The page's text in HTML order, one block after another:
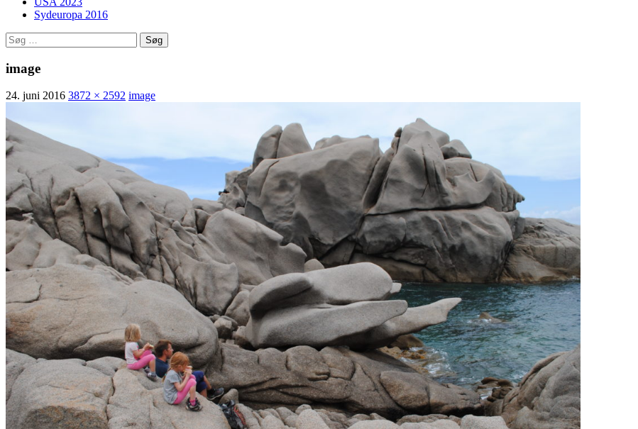
Sydeuropa 2016
Søg
efter:
image
24. juni 2016 3872 × 2592 image